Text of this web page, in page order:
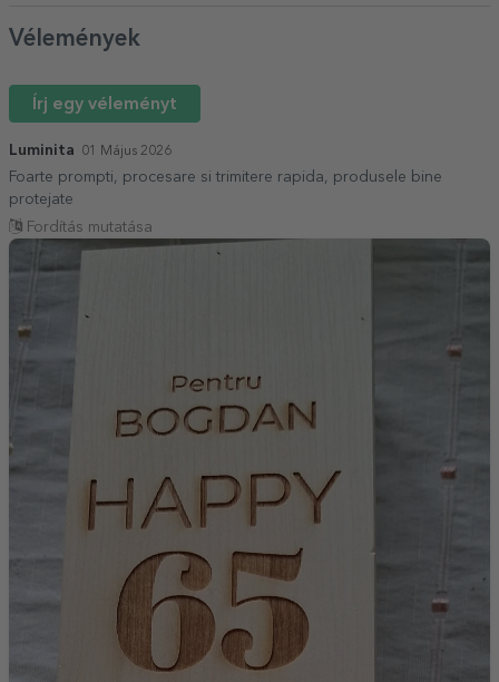
Vélemények
Írj egy véleményt
Luminita 01 Május 2026
Foarte prompti, procesare si trimitere rapida, produsele bine
protejate
Fordítás mutatása